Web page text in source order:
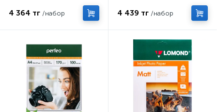
4 364 тг /набор 4 439 тг /набор